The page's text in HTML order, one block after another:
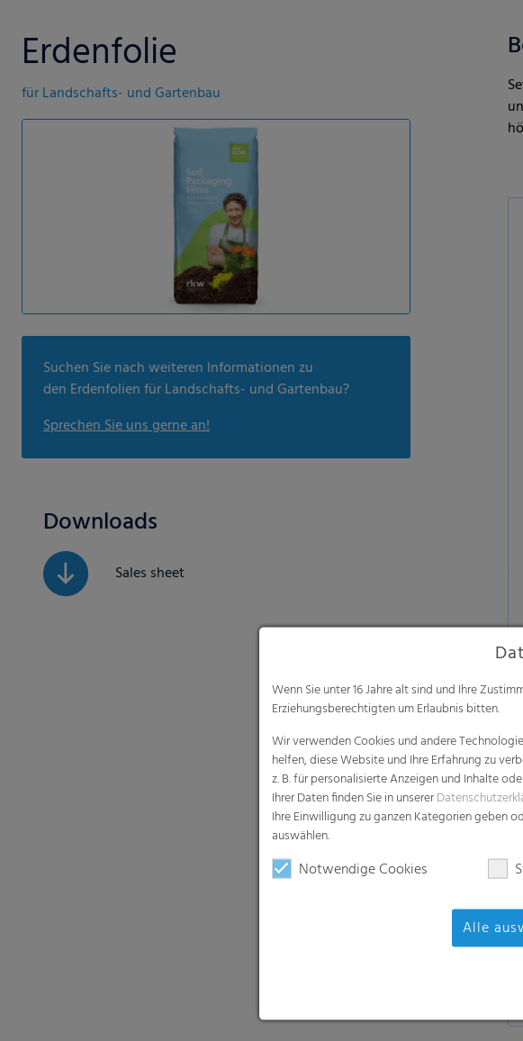
Erdenfolie
für Landschafts- und Gartenbau
Suchen Sie nach weiteren Informationen zu
den Erdenfolien für Landschafts- und Gartenbau?
Sprechen Sie uns gerne an!
Downloads
Sales sheet
Wenn Sie unter 16 Jahre alt sind und Ihre
Erziehungsberechtigten um Erlaubnis bitten.
Wir verwenden Cookies und andere
helfen, diese Website und Ihre Erfahrung zu
z. B. für personalisierte Anzeigen und Inhalte
Ihrer Daten finden Sie in unserer
Ihre Einwilligung zu ganzen Kategorien geben
auswählen.
Notwendige Cookies
Alle